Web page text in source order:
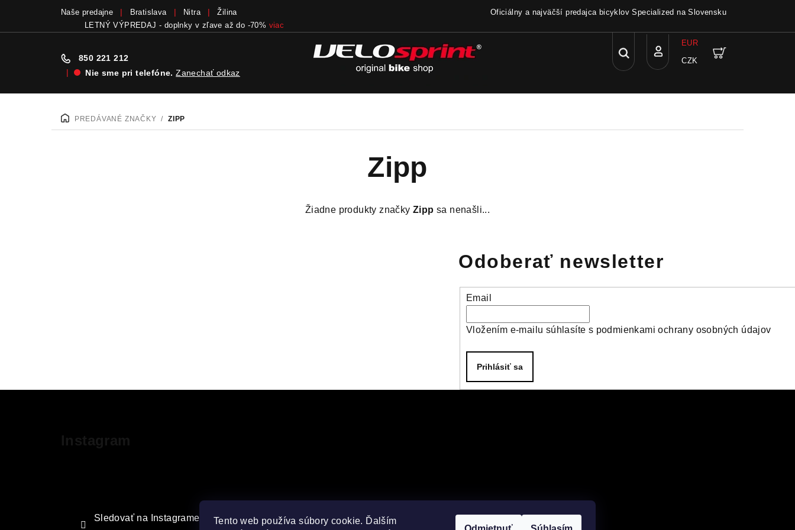
Tento web používa súbory cookie. Ďalším
Naše predajne Bratislava Nitra Žilina
Oficiálny a najväčší predajca bicyklov Specialized na Slovensku
LETNÝ VÝPREDAJ - doplnky v zľave až do -70% viac
850 221 212
|
Nie sme pri telefóne.Zanechať odkaz
Hľadať
Prihlásenie
EUR
CZK
košík
DOMOVPREDÁVANÉ ZNAČKY / ZIPP
Zipp
Žiadne produkty značky Zipp sa nenašli...
Odoberať newsletter
Email
Vložením e-mailu súhlasíte s podmienkami ochrany osobných údajov
Prihlásiť sa
Sledovať na Instagrame